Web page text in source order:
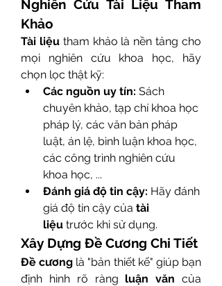
Nghiên Cứu Tài Liệu Tham
Khảo
Tài liệu tham khảo là nền tảng cho
mọi nghiên cứu khoa học, hãy
chọn lọc thật kỹ:
Các nguồn uy tín: Sách
chuyên khảo, tạp chí khoa học
pháp lý, các văn bản pháp
luật, án lệ, bình luận khoa học,
các công trình nghiên cứu
khoa học, ...
Đánh giá độ tin cậy: Hãy đánh
giá độ tin cậy của tài
liệu trước khi sử dụng.
Xây Dựng Đề Cương Chi Tiết
Đề cương là "bản thiết kế" giúp bạn
định hình rõ ràng luận văn của